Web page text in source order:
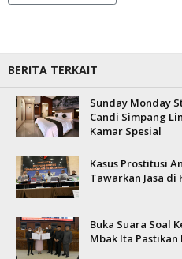
BERITA TERKAIT
Sunday Monday
Candi Simpang
Kamar Spesial
Kasus Prostitusi
Tawarkan Jasa di
Buka Suara Soal
Mbak Ita